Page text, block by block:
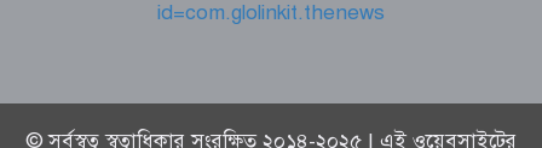
© সর্বস্বত্ব স্বত্বাধিকার সংরক্ষিত ২০১৪-২০২৫ | এই ওয়েবসাইটের